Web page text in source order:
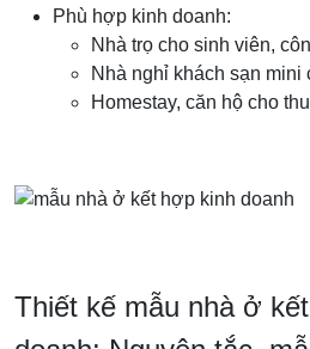
Phù hợp kinh doanh:
Nhà trọ cho sinh viên,
Nhà nghỉ khách sạn mini
Homestay, căn hộ cho
Thiết kế mẫu nhà ở